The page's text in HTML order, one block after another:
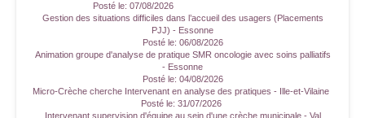
Posté le: 07/08/2026
Gestion des situations difficiles dans l’accueil des usagers (Placements
PJJ) - Essonne
Posté le: 06/08/2026
Animation groupe d'analyse de pratique SMR oncologie avec soins palliatifs
- Essonne
Posté le: 04/08/2026
Micro-Crèche cherche Intervenant en analyse des pratiques - Ille-et-Vilaine
Posté le: 31/07/2026
Intervenant supervision d'équipe au sein d'une crèche municipale - Val